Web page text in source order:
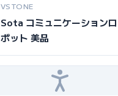
VSTONE
Sota コミュニケーションロ
ボット 美品